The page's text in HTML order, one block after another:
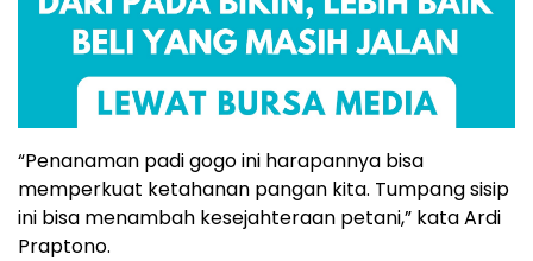
“Penanaman padi gogo ini harapannya bisa
memperkuat ketahanan pangan kita. Tumpang sisip
ini bisa menambah kesejahteraan petani,” kata Ardi
Praptono.